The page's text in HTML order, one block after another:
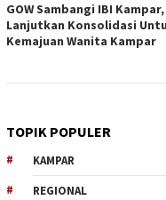
GOW Sambangi IBI Kampar,
Lanjutkan Konsolidasi
Kemajuan Wanita Kampar
TOPIK POPULER
KAMPAR
REGIONAL